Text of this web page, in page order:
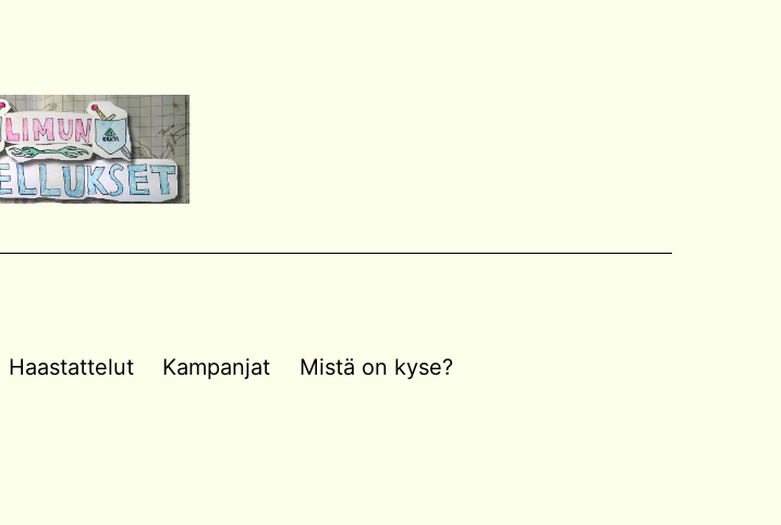
Haastattelut Kampanjat Mistä on kyse?